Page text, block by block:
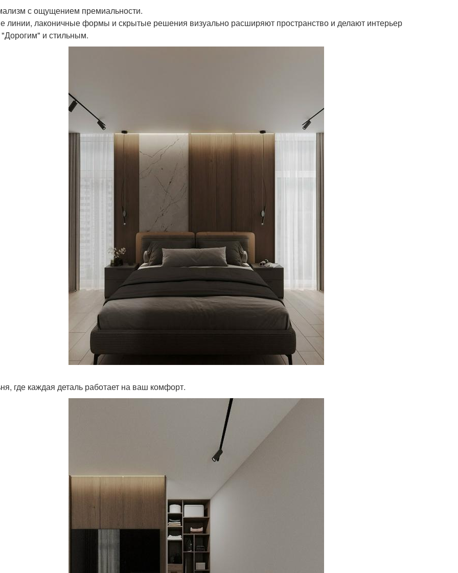
с ощущением премиальности.
линии, лаконичные формы и скрытые решения визуально расширяют пространство и делают интерьер
и стильным.
где каждая деталь работает на ваш комфорт.